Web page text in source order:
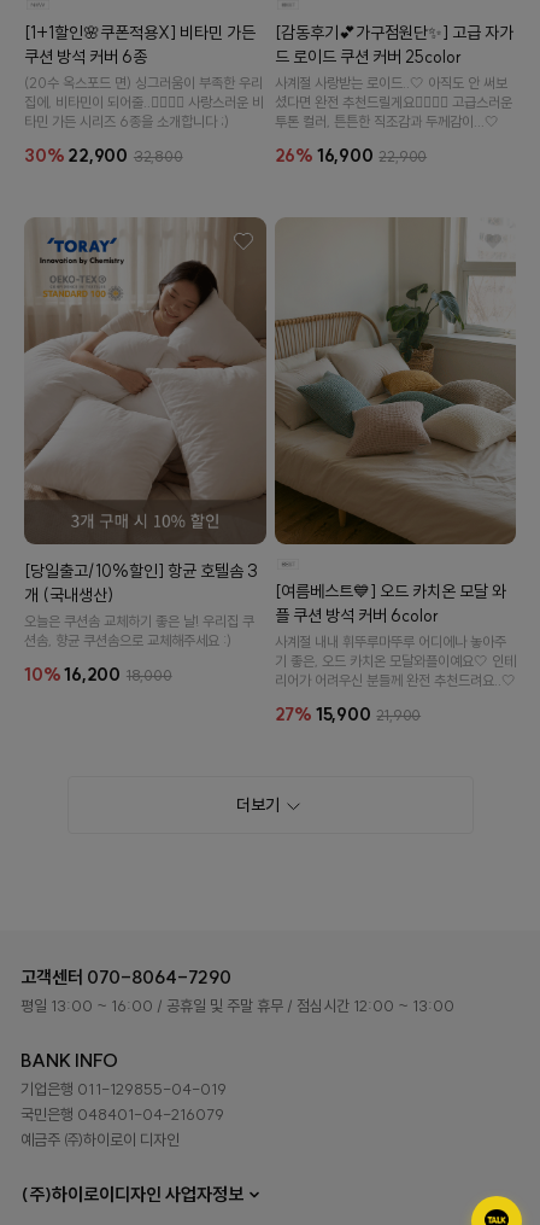
[1+1할인🌸쿠폰적용X] 비타민 가든
쿠션 방석 커버 6종
(20수 옥스포드 면) 싱그러움이 부족한 우리
집에, 비타민이 되어줄..👉🏻👈🏻 사랑스러운 비
타민 가든 시리즈 6종을 소개합니다 ;)
30% 22,900 32,800
[감동후기💕가구점원단✨] 고급 자가
드 로이드 쿠션 커버 25color
사계절 사랑받는 로이드..🤍 아직도 안 써보
셨다면 완전 추천드릴게요👉🏻👈🏻 고급스러운
투톤 컬러, 튼튼한 직조감과 두께감이...🤍
26% 16,900 22,900
[당일출고/10%할인] 항균 호텔솜 3
개 (국내생산)
오늘은 쿠션솜 교체하기 좋은 날! 우리집 쿠
션솜, 향균 쿠션솜으로 교체해주세요 :)
10%16,200 18,000
[여름베스트💙] 오드 카치온 모달 와
플 쿠션 방석 커버 6color
사계절 내내 휘뚜루마뚜루 어디에나 놓아주
기 좋은, 오드 카치온 모달와플이예요🤍 인테
리어가 어려우신 분들께 완전 추천드려요..🤍
27% 15,900 21,900
더보기
고객센터 070-8064-7290
평일 13:00 ~ 16:00 / 공휴일 및 주말 휴무 / 점심시간 12:00 ~ 13:00
BANK INFO
기업은행 011-129855-04-019
국민은행 048401-04-216079
예금주 ㈜하이로이 디자인
(주)하이로이디자인 사업자정보